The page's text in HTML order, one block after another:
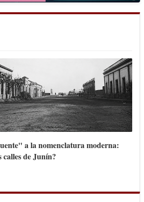
a la nomenclatura moderna:
calles de Junín?